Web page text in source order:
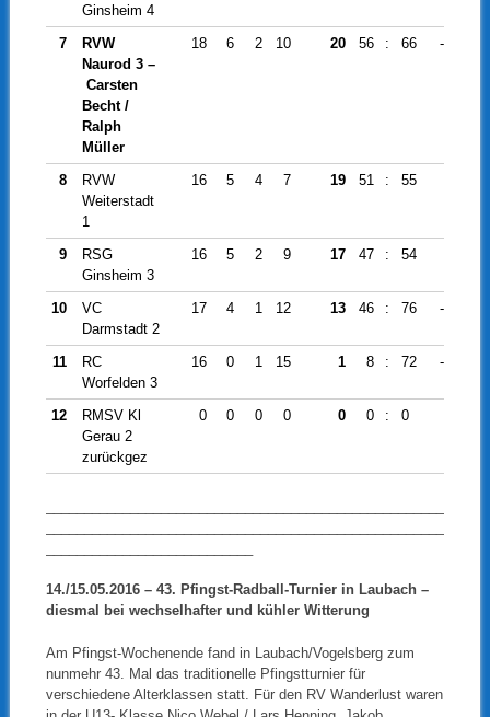
Ginsheim 4
7
RVW
Naurod 3 –
Carsten
Becht /
Ralph
Müller
18 6 2 10 20 56 : 66 -10
8
RVW
Weiterstadt
1
16 5 4 7 19 51 : 55
9
RSG
Ginsheim 3
16 5 2 9 17 47 : 54
10
VC
Darmstadt 2
17 4 1 12 13 46 : 76 -30
11
RC
Worfelden 3
16 0 1 15 1 8 : 72 -64
12
RMSV Kl
Gerau 2
zurückgez
0 0 0 0 0 0 : 0
14./15.05.2016 – 43. Pfingst-Radball-Turnier in Laubach –
diesmal bei wechselhafter und kühler Witterung
Am Pfingst-Wochenende fand in Laubach/Vogelsberg zum
nunmehr 43. Mal das traditionelle Pfingstturnier für
verschiedene Alterklassen statt. Für den RV Wanderlust waren